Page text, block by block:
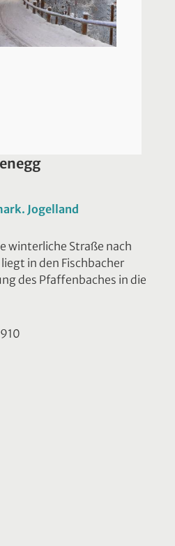
Jogelland
winterliche Straße nach
in den Fischbacher
des Pfaffenbaches in die